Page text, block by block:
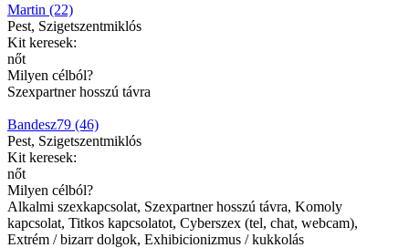
Martin (22)
Pest, Szigetszentmiklós
Kit keresek:
nőt
Milyen célból?
Szexpartner hosszú távra
Bandesz79 (46)
Pest, Szigetszentmiklós
Kit keresek:
nőt
Milyen célból?
Alkalmi szexkapcsolat, Szexpartner hosszú távra, Komoly
kapcsolat, Titkos kapcsolatot, Cyberszex (tel, chat, webcam),
Extrém / bizarr dolgok, Exhibicionizmus / kukkolás